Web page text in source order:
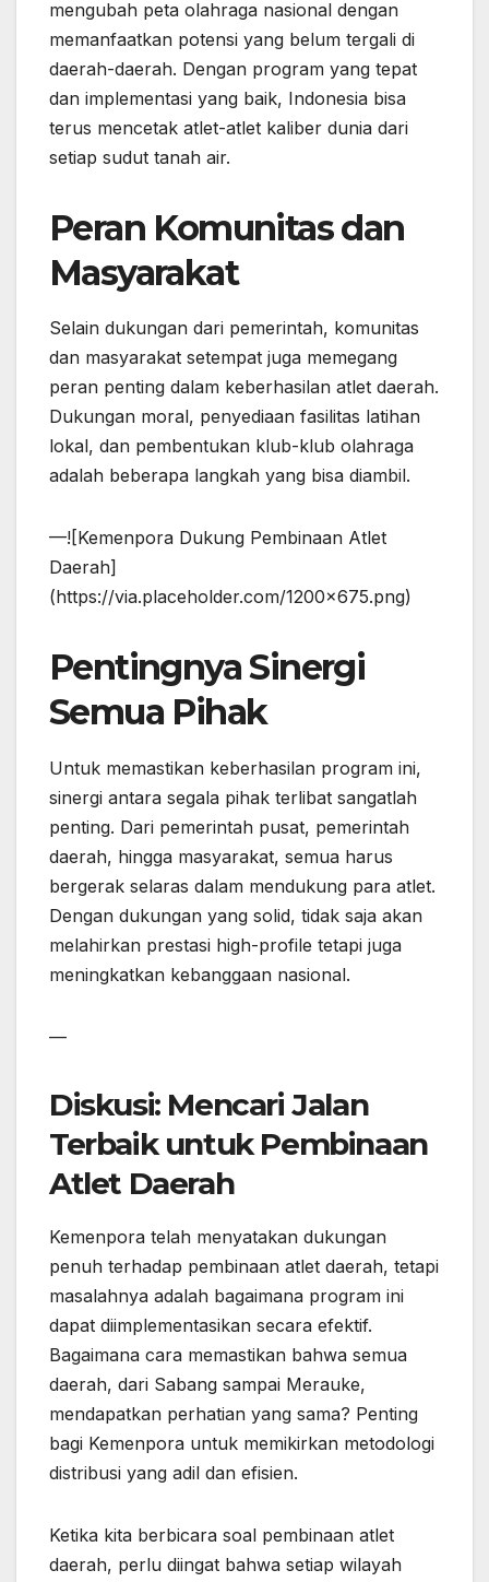
mengubah peta olahraga nasional dengan
memanfaatkan potensi yang belum tergali di
daerah-daerah. Dengan program yang tepat
dan implementasi yang baik, Indonesia bisa
terus mencetak atlet-atlet kaliber dunia dari
setiap sudut tanah air.
Peran Komunitas dan
Masyarakat
Selain dukungan dari pemerintah, komunitas
dan masyarakat setempat juga memegang
peran penting dalam keberhasilan atlet daerah.
Dukungan moral, penyediaan fasilitas latihan
lokal, dan pembentukan klub-klub olahraga
adalah beberapa langkah yang bisa diambil.
—![Kemenpora Dukung Pembinaan Atlet
Daerah]
(https://via.placeholder.com/1200×675.png)
Pentingnya Sinergi
Semua Pihak
Untuk memastikan keberhasilan program ini,
sinergi antara segala pihak terlibat sangatlah
penting. Dari pemerintah pusat, pemerintah
daerah, hingga masyarakat, semua harus
bergerak selaras dalam mendukung para atlet.
Dengan dukungan yang solid, tidak saja akan
melahirkan prestasi high-profile tetapi juga
meningkatkan kebanggaan nasional.
—
Diskusi: Mencari Jalan
Terbaik untuk Pembinaan
Atlet Daerah
Kemenpora telah menyatakan dukungan
penuh terhadap pembinaan atlet daerah, tetapi
masalahnya adalah bagaimana program ini
dapat diimplementasikan secara efektif.
Bagaimana cara memastikan bahwa semua
daerah, dari Sabang sampai Merauke,
mendapatkan perhatian yang sama? Penting
bagi Kemenpora untuk memikirkan metodologi
distribusi yang adil dan efisien.
Ketika kita berbicara soal pembinaan atlet
daerah, perlu diingat bahwa setiap wilayah